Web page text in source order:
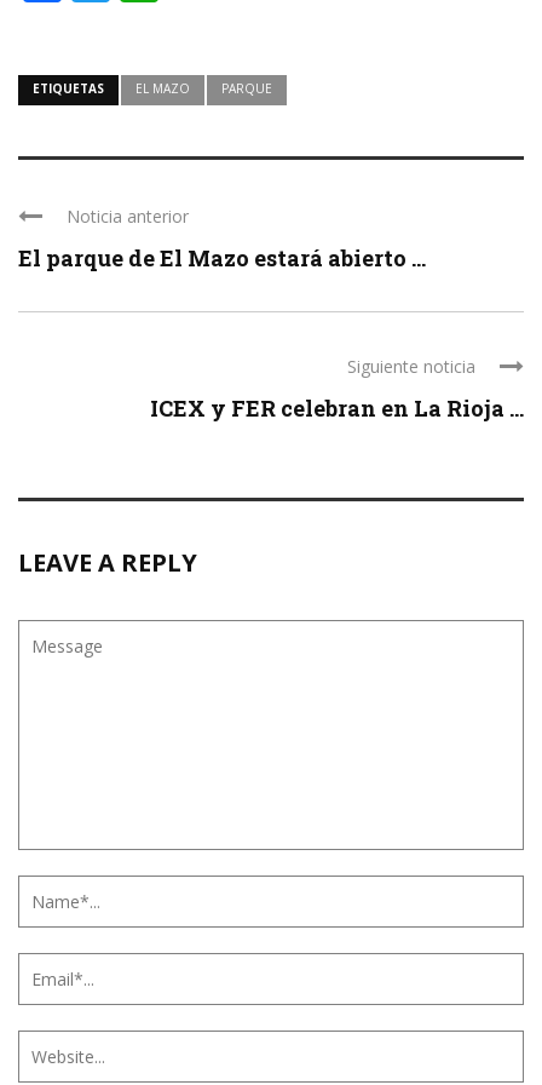
ETIQUETAS EL MAZO PARQUE
Noticia anterior
El parque de El Mazo estará abierto ...
Siguiente noticia
ICEX y FER celebran en La Rioja ...
LEAVE A REPLY